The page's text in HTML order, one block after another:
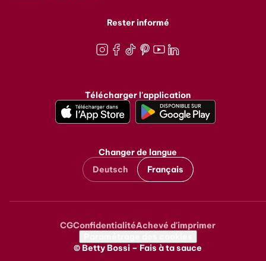
Rester informé
Télécharger l'application
Changer de langue
Deutsch
Français
Metanavigation
CGConfidentialitéAchevé d'imprimer
© Betty Bossi – Fais à ta sauce